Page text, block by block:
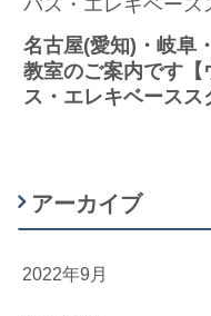
名古屋(愛知)・岐阜
教室のご案内です
ス・エレキベースス
アーカイブ
2022年9月